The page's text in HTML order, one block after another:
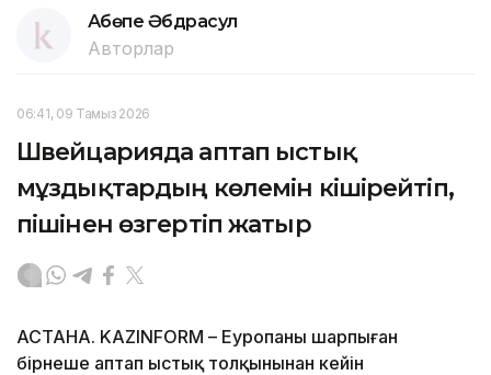
Ақбөпе Әбдрасул
Авторлар
06:41, 09 Тамыз 2026
Швейцарияда аптап ыстық
мұздықтардың көлемін кішірейтіп,
пішінен өзгертіп жатыр
АСТАНА. KAZINFORM – Еуропаны шарпыған
бірнеше аптап ыстық толқынынан кейін